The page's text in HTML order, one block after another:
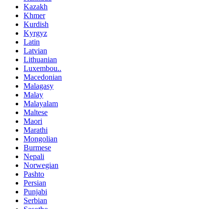
Kazakh
Khmer
Kurdish
Kyrgyz
Latin
Latvian
Lithuanian
Luxembou..
Macedonian
Malagasy
Malay
Malayalam
Maltese
Maori
Marathi
Mongolian
Burmese
Nepali
Norwegian
Pashto
Persian
Punjabi
Serbian